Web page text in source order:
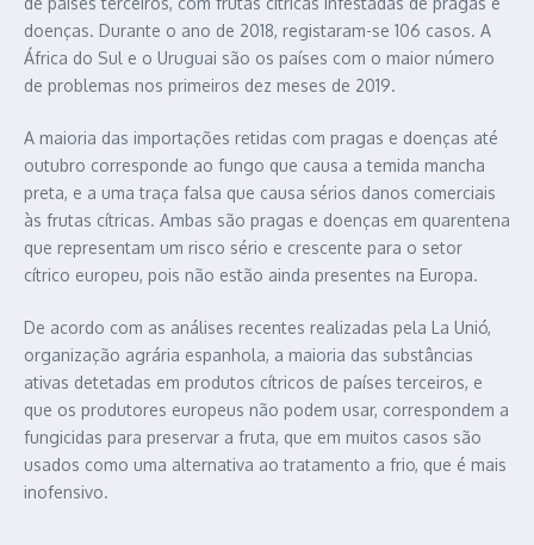
doenças. Durante o ano de 2018, registaram-se 106 casos. A
África do Sul e o Uruguai são os países com o maior número
de problemas nos primeiros dez meses de 2019.
A maioria das importações retidas com pragas e doenças até
outubro corresponde ao fungo que causa a temida mancha
preta, e a uma traça falsa que causa sérios danos comerciais
às frutas cítricas. Ambas são pragas e doenças em quarentena
que representam um risco sério e crescente para o setor
cítrico europeu, pois não estão ainda presentes na Europa.
De acordo com as análises recentes realizadas pela La Unió,
organização agrária espanhola, a maioria das substâncias
ativas detetadas em produtos cítricos de países terceiros, e
que os produtores europeus não podem usar, correspondem a
fungicidas para preservar a fruta, que em muitos casos são
usados como uma alternativa ao tratamento a frio, que é mais
inofensivo.